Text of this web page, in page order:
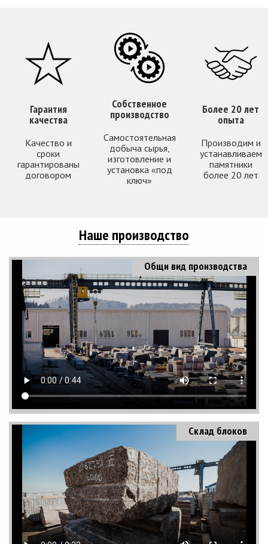
Гарантия
качества
Качество и
сроки
гарантированы
договором
Собственное
производство
Самостоятельная
добыча сырья,
изготовление и
установка «под
ключ»
Более 20 лет
опыта
Производим и
устанавливаем
памятники
более 20 лет
Наше производство
Общи вид производства
Склад блоков